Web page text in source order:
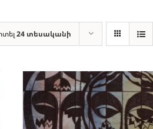
24 տեսականի